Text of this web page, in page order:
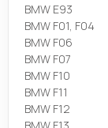
BMW E93
BMW F01, F04
BMW F06
BMW F07
BMW F10
BMW F11
BMW F12